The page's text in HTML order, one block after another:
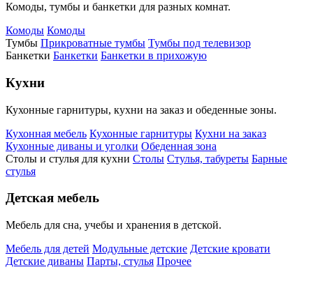
Комоды, тумбы и банкетки для разных комнат.
Комоды Комоды
Тумбы Прикроватные тумбы Тумбы под телевизор
Банкетки Банкетки Банкетки в прихожую
Кухни
Кухонные гарнитуры, кухни на заказ и обеденные зоны.
Кухонная мебель Кухонные гарнитуры Кухни на заказ
Кухонные диваны и уголки Обеденная зона
Столы и стулья для кухни Столы Стулья, табуреты Барные
стулья
Детская мебель
Мебель для сна, учебы и хранения в детской.
Мебель для детей Модульные детские Детские кровати
Детские диваны Парты, стулья Прочее